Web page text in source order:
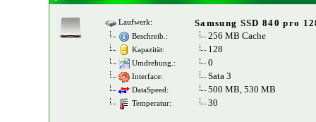
Laufwerk: Samsung SSD 840 pro
Beschreib.: 256 MB Cache
Kapazität: 128
Umdrehung.: 0
Interface: Sata 3
DataSpeed: 500 MB, 530 MB
Temperatur: 30